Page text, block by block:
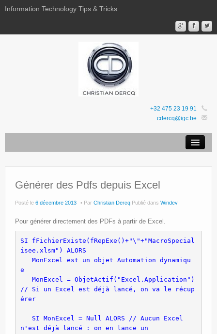
Information Technology Tips & Tricks
+32 475 23 19 91
cdercq@igc.be
Sites Web
Favoris
Site Principal
Politique de confidentialité
Générer des Pdfs depuis Excel
Posté le 6 décembre 2013 Par Christian Dercq Publié dans Windev
Pour générer directement des PDFs à partir de Excel.
SI fFichierExiste(fRepExe()+"\"+"MacroSpecial
// Si un Excel est déjà lancé, on va le récup
érer